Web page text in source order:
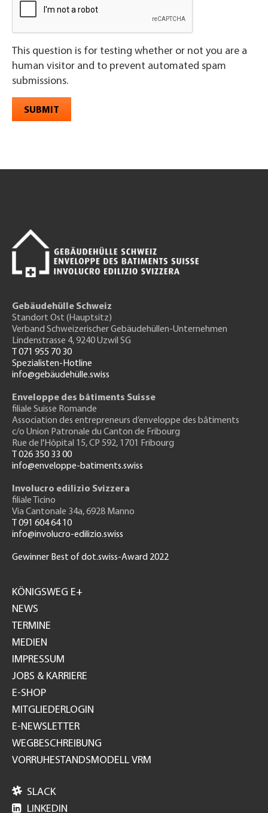
This question is for testing whether or not you are a
human visitor and to prevent automated spam
submissions.
SUBMIT
Gebäudehülle Schweiz
Standort Ost (Hauptsitz)
Verband Schweizerischer Gebäudehüllen-Unternehmen
Lindenstrasse 4, 9240 Uzwil SG
T 071 955 70 30
Spezialisten-Hotline
info@gebäudehülle.swiss
Enveloppe des bâtiments Suisse
filiale Suisse Romande
Association des entrepreneurs d’enveloppe des bâtiments
c/o Union Patronale du Canton de Fribourg
Rue de l'Hôpital 15, CP 592, 1701 Fribourg
T 026 350 33 00
info@enveloppe-batiments.swiss
Involucro edilizio Svizzera
filiale Ticino
Via Cantonale 34a, 6928 Manno
T 091 604 64 10
info@involucro-edilizio.swiss
Gewinner Best of dot.swiss-Award 2022
GH
KÖNIGSWEG E+
NEWS
TERMINE
MEDIEN
IMPRESSUM
JOBS & KARRIERE
E-SHOP
MITGLIEDERLOGIN
E-NEWSLETTER
WEGBESCHREIBUNG
VORRUHESTANDSMODELL VRM
 SLACK
 LINKEDIN